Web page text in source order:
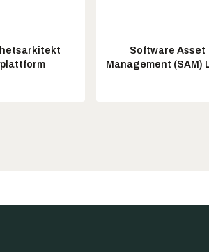
Software Asset
Management (SAM)